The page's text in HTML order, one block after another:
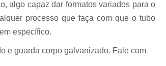
Corte a Laser em Chapa
Corte e Dobra de Chapa a Laser
algo capaz dar formatos variados para o
processo que faça com que o tubo
específico.
e guarda corpo galvanizado. Fale com